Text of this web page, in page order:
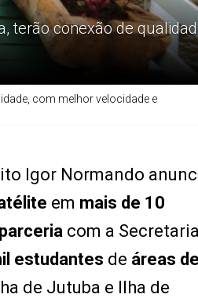
terão conexão de
com melhor velocidade e
Igor Normando
em mais de 10
parceria com a
estudantes de áreas de
de Jutuba e Ilha de